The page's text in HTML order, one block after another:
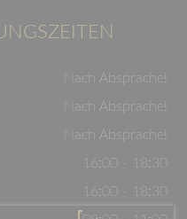
Nach Absprache!
Nach Absprache!
Nach Absprache!
16:00 - 18:30
16:00 - 18:30